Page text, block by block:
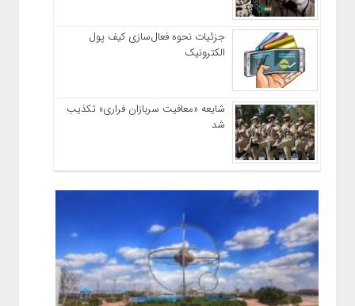
جزئیات نحوه فعال‌سازی کیف پول
الکترونیک
شایعه «معافیت سربازان فراری» تکذیب
شد